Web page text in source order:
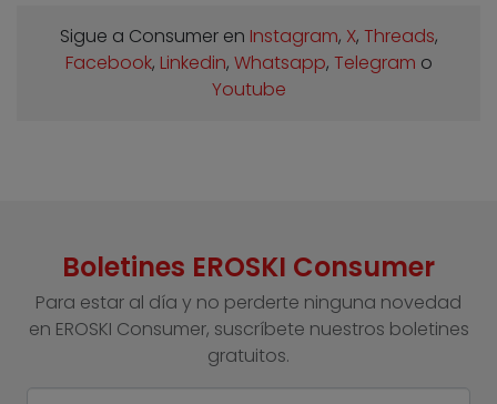
Sigue a Consumer en Instagram, X, Threads,
Facebook, Linkedin, Whatsapp, Telegram o
Youtube
Boletines EROSKI Consumer
Para estar al día y no perderte ninguna novedad
en EROSKI Consumer, suscríbete nuestros boletines
gratuitos.